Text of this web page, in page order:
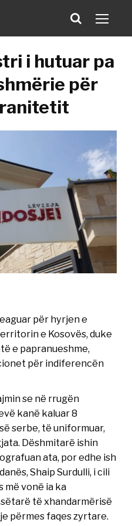
i hutuar pa
për
për hyrjen e
e Kosovës, duke
e papranueshme,
për indiferencën
se në rrugën
kanë kaluar 8
serbe, të uniformuar,
Dëshmitarë ishin
ata, por edhe ish
Shaip Surdulli, i cili
më vonë ia ka
të xhandarmërisë
përmes faqes zyrtare.